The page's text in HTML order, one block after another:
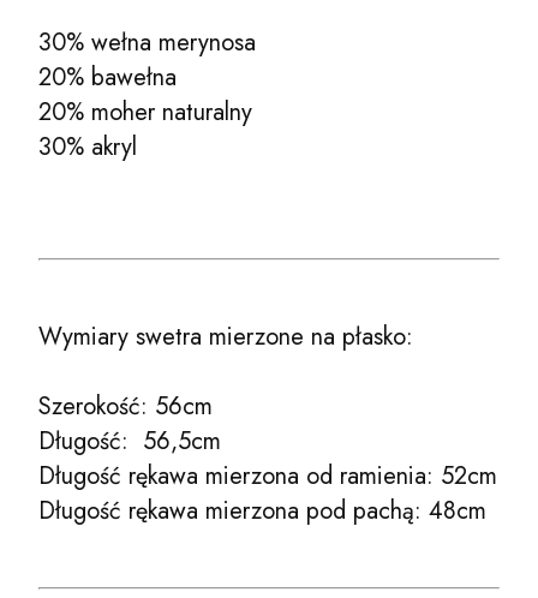
30% wełna merynosa
20% bawełna
20% moher naturalny
30% akryl
Wymiary swetra mierzone na płasko:
Szerokość: 56cm
Długość: 56,5cm
Długość rękawa mierzona od ramienia: 52cm
Długość rękawa mierzona pod pachą: 48cm